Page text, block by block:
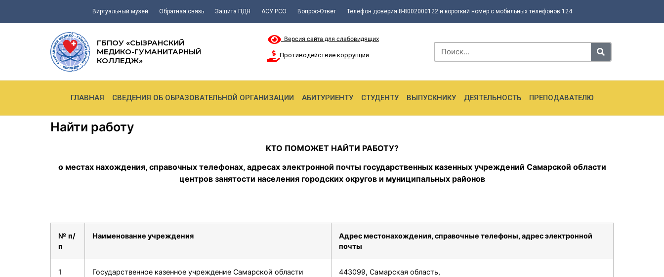
Виртуальный музей Обратная связь Защита ПДН АСУ РСО Вопрос-Ответ Телефон доверия 8-8002000122 и короткий номер с мобильных телефонов 124
ГБПОУ «СЫЗРАНСКИЙ
МЕДИКО-ГУМАНИТАРНЫЙ
КОЛЛЕДЖ»
Версия сайта для слабовидящих
Противодействие коррупции
ГЛАВНАЯ СВЕДЕНИЯ ОБ ОБРАЗОВАТЕЛЬНОЙ ОРГАНИЗАЦИИ АБИТУРИЕНТУ СТУДЕНТУ ВЫПУСКНИКУ ДЕЯТЕЛЬНОСТЬ ПРЕПОДАВАТЕЛЮ
Найти работу
КТО ПОМОЖЕТ НАЙТИ РАБОТУ?
о местах нахождения, справочных телефонах, адресах электронной почты государственных казенных учреждений Самарской области
центров занятости населения городских округов и муниципальных районов
№ п/
п
Наименование учреждения
Адрес местонахождения, справочные телефоны, адрес электронной
почты
1
Государственное казенное учреждение Самарской области
443099, Самарская область,